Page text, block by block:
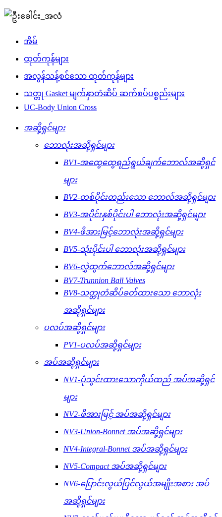
အိမ်
ထုတ်ကုန်များ
အလွန်သန့်စင်သော ထုတ်ကုန်များ
သတ္တု Gasket မျက်နှာတံဆိပ် ဆက်စပ်ပစ္စည်းများ
UC-Body Union Cross
အဆို့ရှင်များ
ဘောလုံးအဆို့ရှင်များ
BV1-အထွေထွေရည်ရွယ်ချက်ဘောလ်အဆို့ရှင်
များ
BV2-တစ်ပိုင်းတည်းသော ဘောလ်အဆို့ရှင်များ
BV3-အပိုင်းနှစ်ပိုင်းပါ ဘောလုံးအဆို့ရှင်များ
BV4-ဖိအားမြင့်ဘောလုံးအဆို့ရှင်များ
BV5-သုံးပိုင်းပါ ဘောလုံးအဆို့ရှင်များ
BV6-လွှဲထွက်ဘောလ်အဆို့ရှင်များ
BV7-Trunnion Ball Valves
BV8-သတ္တုတံဆိပ်ခတ်ထားသော ဘောလုံး
အဆို့ရှင်များ
ပလပ်အဆို့ရှင်များ
PV1-ပလပ်အဆို့ရှင်များ
အပ်အဆို့ရှင်များ
NV1-ပုံသွင်းထားသောကိုယ်ထည် အပ်အဆို့ရှင်
များ
NV2-ဖိအားမြင့် အပ်အဆို့ရှင်များ
NV3-Union-Bonnet အပ်အဆို့ရှင်များ
NV4-Integral-Bonnet အပ်အဆို့ရှင်များ
NV5-Compact အပ်အဆို့ရှင်များ
NV6-ပြောင်းလွယ်ပြင်လွယ်အမျိုးအစား အပ်
အဆို့ရှင်များ